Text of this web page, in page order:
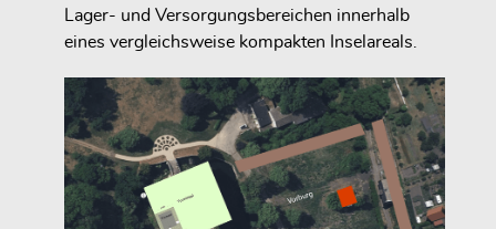
Lager- und Versorgungsbereichen innerhalb
eines vergleichsweise kompakten Inselareals.